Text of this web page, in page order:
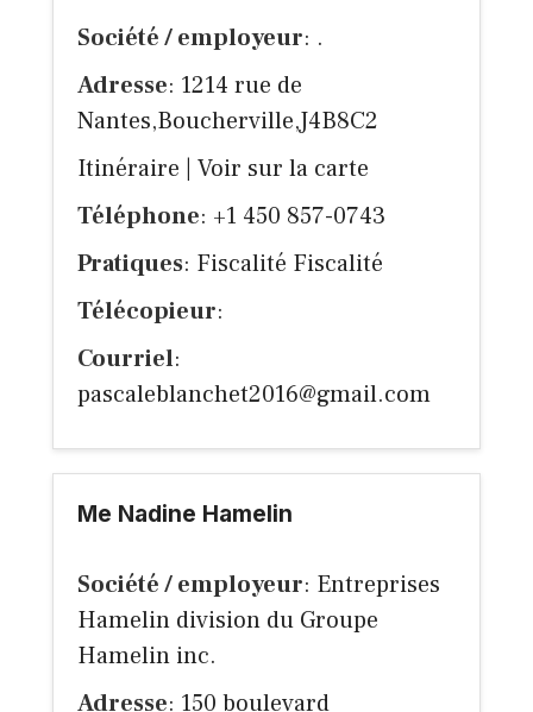
Société / employeur: .
Adresse: 1214 rue de
Nantes,Boucherville,J4B8C2
Itinéraire
Voir sur la carte
Téléphone: +1 450 857-0743
Pratiques: Fiscalité Fiscalité
Télécopieur:
Courriel:
pascaleblanchet2016@gmail.com
Me Nadine Hamelin
Société / employeur: Entreprises
Hamelin division du Groupe
Hamelin inc.
Adresse: 150 boulevard